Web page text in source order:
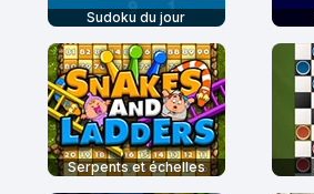
Sudoku du jour
Serpents et échelles